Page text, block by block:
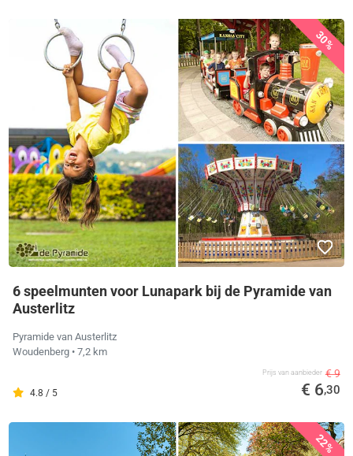
30%
6 speelmunten voor Lunapark bij de Pyramide van
Austerlitz
Pyramide van Austerlitz
Woudenberg • 7,2 km
4.8 / 5
Prijs van aanbieder € 9
€ 6,30
22%